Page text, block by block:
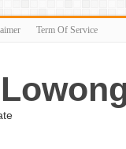
Term Of Service